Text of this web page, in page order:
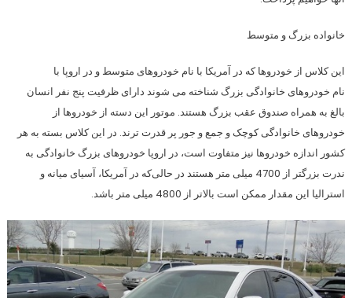
خانواده بزرگ و متوسط
این کلاس از خودروها که در آمریکا با نام خودروهای متوسط و در اروپا با
نام خودروهای خانوادگی بزرگ شناخته می شوند دارای ظرفیت پنج نفر انسان
بالغ به همراه صندوق عقب بزرگ هستند. موتور این دسته از خودروها از
خودروهای خانوادگی کوچک و جمع و جور پر قدرت ترند. در این کلاس بسته به هر
کشور اندازه خودروها نیز متفاوت است، در اروپا خودروهای بزرگ خانوادگی به
ندرت بزرگتر از 4700 میلی متر هستند در حالی‌که در آمریکا، آسیای میانه و
استرالیا این مقدار ممکن است بالاتر از 4800 میلی متر باشد.